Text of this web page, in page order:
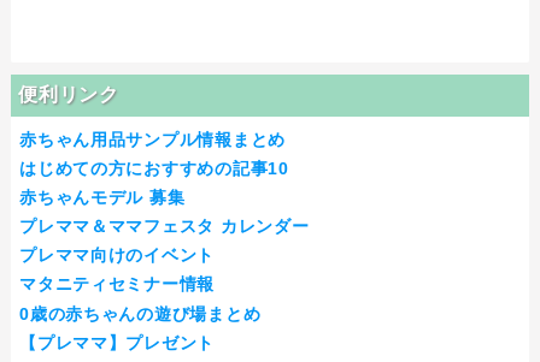
便利リンク
赤ちゃん用品サンプル情報まとめ
はじめての方におすすめの記事10
赤ちゃんモデル 募集
プレママ＆ママフェスタ カレンダー
プレママ向けのイベント
マタニティセミナー情報
0歳の赤ちゃんの遊び場まとめ
【プレママ】プレゼント